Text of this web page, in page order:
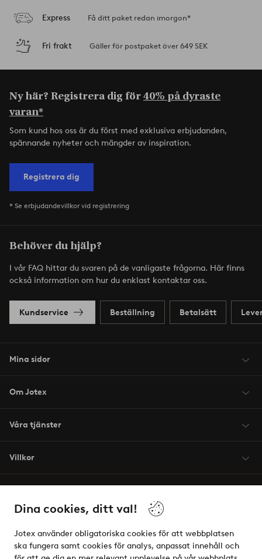
Dina cookies, ditt val!
Jotex använder obligatoriska cookies för att webbplatsen
ska fungera samt cookies för analys, anpassat innehåll och
Express Få ditt paket redan imorgon*
Fri frakt Gäller för postpaket över 649 SEK
Ny här? Registrera dig för40% på dyraste
varan*
Som kund hos oss är du först med exklusiva erbjudanden,
spännande nyheter och mängder av inspiration.
Registrera dig
* Se erbjudandevillkor vid registrering
Behöver du hjälp?
I vår FAQ hittar du svaren på de vanligaste frågorna. Här finns
också information om hur du enklast kontaktar oss.
Kundservice Beställning Betalsätt
Mina sidor
Om Jotex
Våra tjänster
Villkor